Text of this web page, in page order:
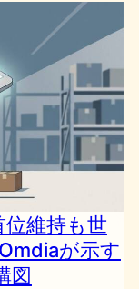
維持も世
が示す
図